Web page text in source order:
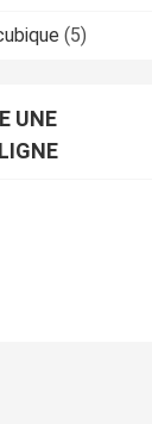
(5)
UNE